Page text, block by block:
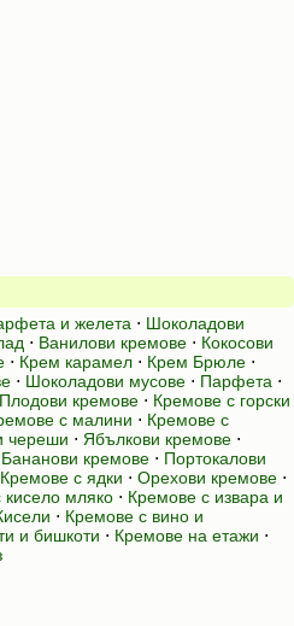
и желета ⋅ Шоколадови
⋅ Ванилови кремове ⋅ Кокосови
⋅ Крем карамел ⋅ Крем Брюле ⋅
⋅ Шоколадови мусове ⋅ Парфета ⋅
Плодови кремове ⋅ Кремове с горски
с малини ⋅ Кремове с
череши ⋅ Ябълкови кремове ⋅
Бананови кремове ⋅ Портокалови
Кремове с ядки ⋅ Орехови кремове ⋅
кисело мляко ⋅ Кремове с извара и
⋅ Кремове с вино и
и бишкоти ⋅ Кремове на етажи ⋅